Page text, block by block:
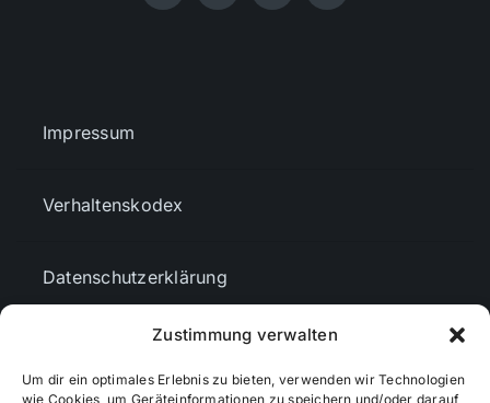
Zustimmung verwalten
Um dir ein optimales Erlebnis zu bieten, verwenden wir Technologien
wie Cookies, um Geräteinformationen zu speichern und/oder darauf
Impressum
Verhaltenskodex
Datenschutzerklärung